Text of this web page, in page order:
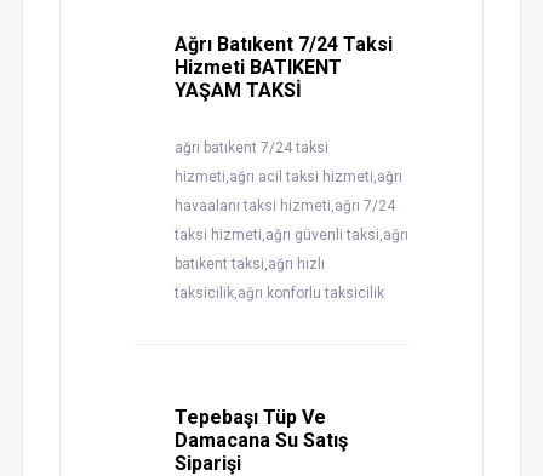
Ağrı Batıkent 7/24 Taksi
Hizmeti BATIKENT
YAŞAM TAKSİ
ağrı batıkent 7/24 taksi
hizmeti,ağrı acil taksi hizmeti,ağrı
havaalanı taksi hizmeti,ağrı 7/24
taksi hizmeti,ağrı güvenli taksi,ağrı
batıkent taksi,ağrı hızlı
taksicilik,ağrı konforlu taksicilik
Tepebaşı Tüp Ve
Damacana Su Satış
Siparişi